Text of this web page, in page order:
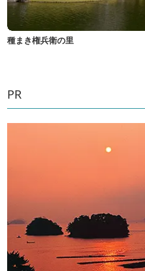
種まき権兵衛の里
PR